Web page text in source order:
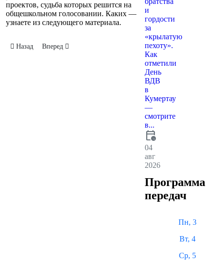
проектов, судьба которых решится на
общешкольном голосовании. Каких —
узнаете из следующего материала.
Предыдущий: Мэр Кумертау совершил рабочую поездку по высшим
Назад Следующий: В школе №5 выберут направление
Вперед
и
гордости
за
«крылатую
пехоту».
Как
отметили
День
ВДВ
в
Кумертау
—
смотрите
в...
calendar_clock
04
авг
2026
Программа
передач
Пн, 3
Вт, 4
Ср, 5